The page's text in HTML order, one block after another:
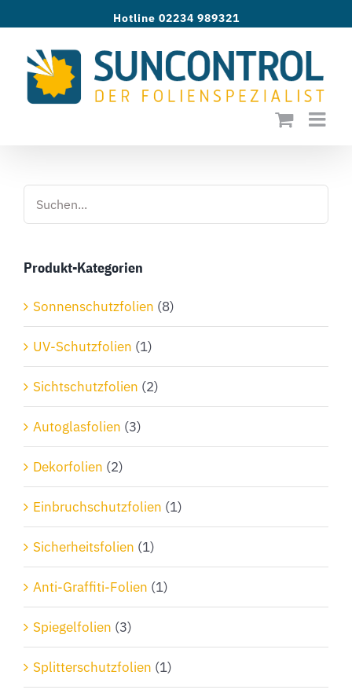
springen
Hotline 02234 989321
Produkt-Kategorien
Sonnenschutzfolien (8)
UV-Schutzfolien (1)
Sichtschutzfolien (2)
Autoglasfolien (3)
Dekorfolien (2)
Einbruchschutzfolien (1)
Sicherheitsfolien (1)
Anti-Graffiti-Folien (1)
Spiegelfolien (3)
Splitterschutzfolien (1)